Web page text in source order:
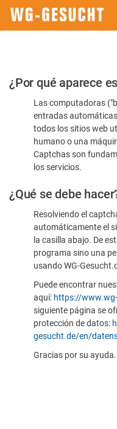
Por
favor,
confirme
humano
¿Por qué aparece
Las computadoras
entradas
todos los sitios web
humano o una
Captchas son
los servicios.
¿Qué se debe
Resolviendo el
automáticamente el
la casilla abajo. De
programa sino una
usando WG-
Puede encontrar
aquí: https://
siguiente página se
protección de datos:
gesucht.de/en/
Gracias por su ayuda.